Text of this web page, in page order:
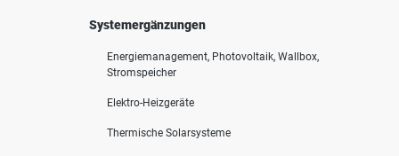
Systemergänzungen
Energiemanagement, Photovoltaik, Wallbox,
Stromspeicher
Elektro-Heizgeräte
Thermische Solarsysteme